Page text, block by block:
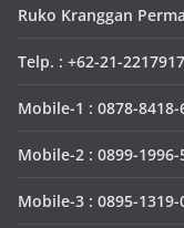
Ruko Kranggan
Telp. : +62-21-
Mobile-1 : 0878-8418-
Mobile-2 : 0899-1996-
Mobile-3 : 0895-1319-